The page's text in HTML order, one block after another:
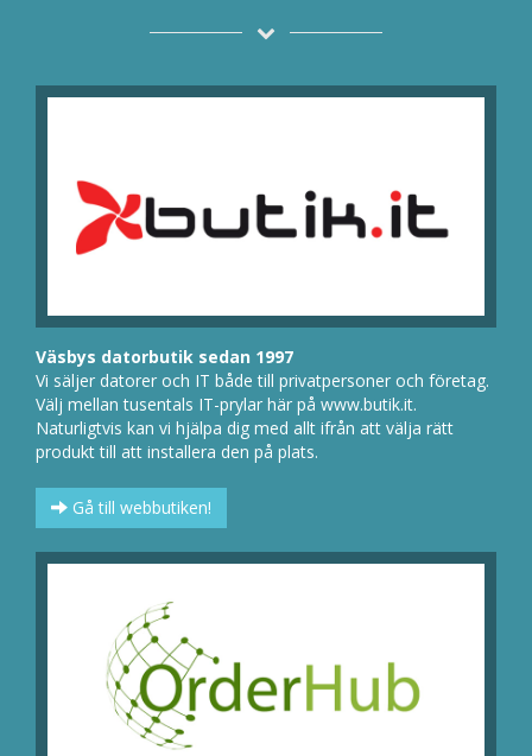
Väsbys datorbutik sedan 1997
Vi säljer datorer och IT både till privatpersoner och företag.
Välj mellan tusentals IT-prylar här på www.butik.it.
Naturligtvis kan vi hjälpa dig med allt ifrån att välja rätt
produkt till att installera den på plats.
Gå till webbutiken!